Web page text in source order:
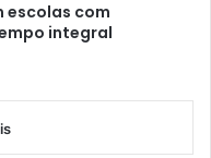
escolas com
integral